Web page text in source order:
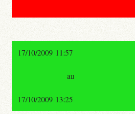
17/10/2009 11:57
au
17/10/2009 13:25